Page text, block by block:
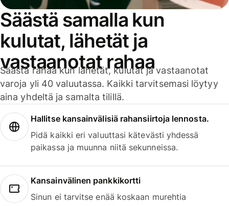
Säästä samalla kun
kulutat, lähetät ja
vastaanotat rahaa
Säästä rahaa kun lähetät, kulutat ja vastaanotat
varoja yli 40 valuutassa. Kaikki tarvitsemasi löytyy
aina yhdeltä ja samalta tilillä.
Hallitse kansainvälisiä rahansiirtoja lennosta.
Pidä kaikki eri valuuttasi kätevästi yhdessä
paikassa ja muunna niitä sekunneissa.
Kansainvälinen pankkikortti
Sinun ei tarvitse enää koskaan murehtia